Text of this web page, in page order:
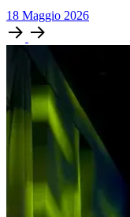
18 Maggio 2026